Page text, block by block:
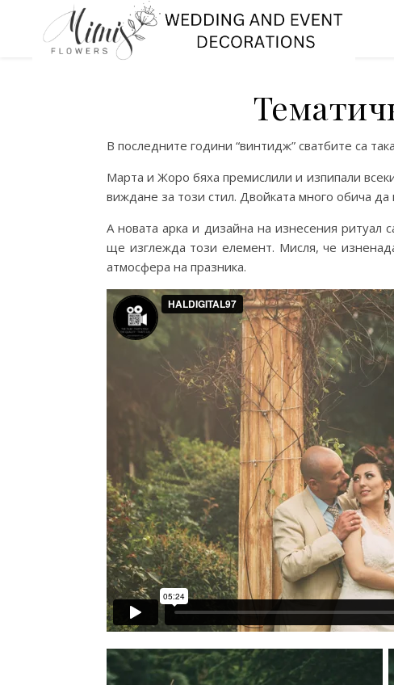
В последните години “винтидж” сватбите са
Марта и Жоро бяха премислили и изпипали
виждане за този стил. Двойката много обича да
А новата арка и дизайна на изнесения
ще изглежда този елемент. Мисля, че
атмосфера на празника.